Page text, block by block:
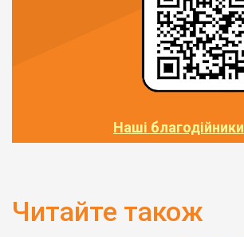
Наші благодійники
Читайте також